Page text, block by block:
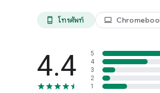
สิ่งที่ผู้เรียนคนอื่นๆ พูด
โดยเฉพาะอย่างยิ่งเมื่อภาษาโปรตุเก
ก่อน และเราสามารถจัดการธุรกรรมต่
ฝึกฝนทักษะการพูดของคุณให้เต็มที่ด้วย
phone_android โทรศัพท์ laptop
4.4
5
4
3
2
1